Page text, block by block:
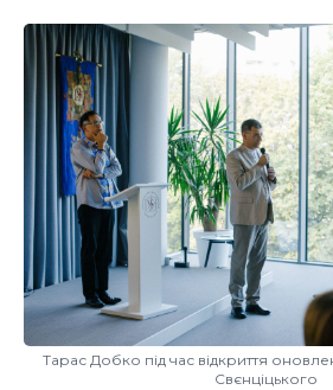
Тарас Добко під час відкриття
Свєнціцького